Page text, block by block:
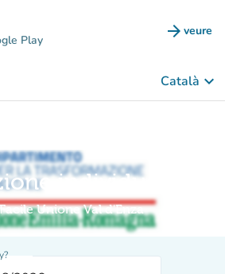
Play arrow_forward veure
(new
Català keyboard_arrow_down
individuale
Unione Val d'Enza